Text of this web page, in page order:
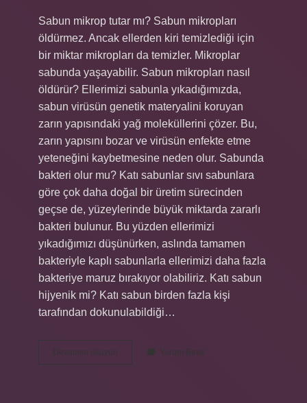
Sabun mikrop tutar mı? Sabun mikropları
öldürmez. Ancak ellerden kiri temizlediği için
bir miktar mikropları da temizler. Mikroplar
sabunda yaşayabilir. Sabun mikropları nasıl
öldürür? Ellerimizi sabunla yıkadığımızda,
sabun virüsün genetik materyalini koruyan
zarın yapısındaki yağ moleküllerini çözer. Bu,
zarın yapısını bozar ve virüsün enfekte etme
yeteneğini kaybetmesine neden olur. Sabunda
bakteri olur mu? Katı sabunlar sıvı sabunlara
göre çok daha doğal bir üretim sürecinden
geçse de, yüzeylerinde büyük miktarda zararlı
bakteri bulunur. Bu yüzden ellerimizi
yıkadığımızı düşünürken, aslında tamamen
bakteriyle kaplı sabunlarla ellerimizi daha fazla
bakteriye maruz bırakıyor olabiliriz. Katı sabun
hijyenik mi? Katı sabun birden fazla kişi
tarafından dokunulabildiği…
Devamını okuyun
Tüm
Yorum Bırak